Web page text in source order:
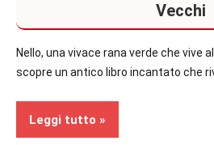
Vecchi
Nello, una vivace rana verde che vive
scopre un antico libro incantato che
Leggi tutto